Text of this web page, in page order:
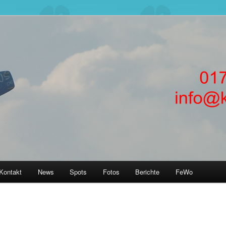
LERNEN in Kiteschule Kitekurs
Hamburg
lernen! Kitesurfkurse + Kitsurfunterricht für Anfänger in Kiteschule
Laboe, Hamburg, Fehmarn, SPO
Kontakt News Spots Fotos Berichte FeWo